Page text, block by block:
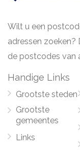
Wilt u een
adressen
de postcodes van
Handige Links
Grootste steden
Grootste
gemeentes
Links